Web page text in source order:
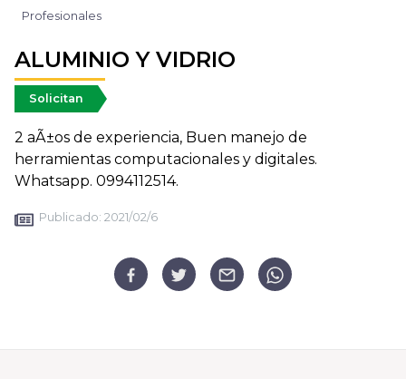
Profesionales
ALUMINIO Y VIDRIO
Solicitan
2 aÃ±os de experiencia, Buen manejo de
herramientas computacionales y digitales.
Whatsapp. 0994112514.
Publicado: 2021/02/6